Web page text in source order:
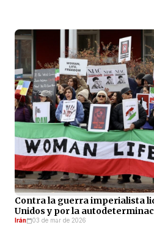
Contra la guerra imperialista
Unidos y por la
Irán 03 de mar de 2026